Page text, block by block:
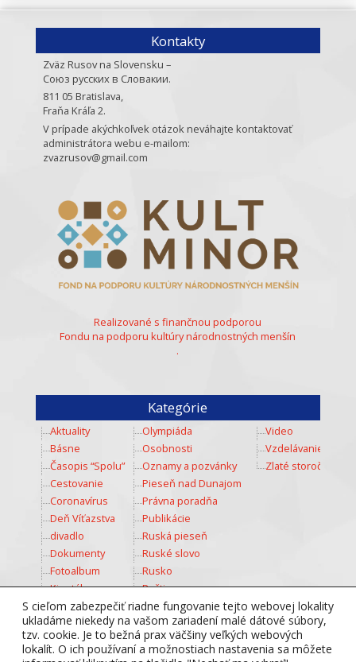
S cieľom zabezpečiť riadne fungovanie tejto webovej lokality
ukladáme niekedy na vašom zariadení malé dátové súbory,
tzv. cookie. Je to bežná prax väčšiny veľkých webových
lokalít. O ich používaní a možnostiach nastavenia sa môžete
Kontakty
Zväz Rusov na Slovensku –
Союз русских в Словакии.
811 05 Bratislava,
Fraňa Kráľa 2.
V prípade akýchkoľvek otázok neváhajte kontaktovať
administrátora webu e-mailom:
zvazrusov@gmail.com
Realizované s finančnou podporou
Fondu na podporu kultúry národnostných menšín
.
Kategórie
Aktuality
Básne
Časopis “Spolu”
Cestovanie
Coronavírus
Deň Víťazstva
divadlo
Dokumenty
Fotoalbum
Kinotábor
Kozmos
Kultúra
Mladež
Multimedia
Olympiáda
Osobnosti
Oznamy a pozvánky
Pieseň nad Dunajom
Právna poradňa
Publikácie
Ruská pieseň
Ruské slovo
Rusko
Ruština
Šport
Súťaž
Totálny diktát
Tradície
Video
Vzdelávanie
Zlaté storočie